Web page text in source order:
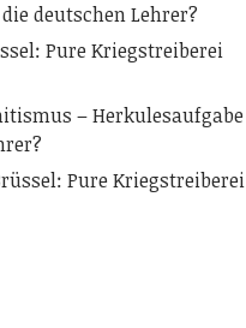
deutschen Lehrer?
Pure Kriegstreiberei
– Herkulesaufgabe
Pure Kriegstreiberei